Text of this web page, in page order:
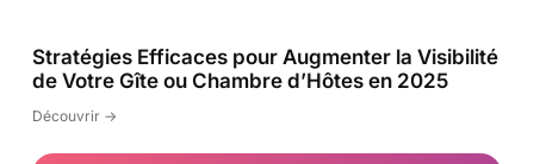
Stratégies Efficaces pour Augmenter la Visibilité
de Votre Gîte ou Chambre d’Hôtes en 2025
Découvrir ->